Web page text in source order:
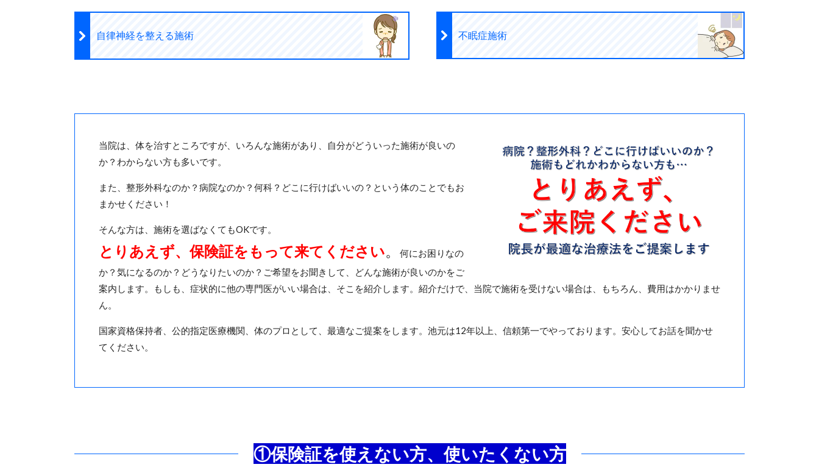
自律神経を整える施術 不眠症施術
当院は、体を治すところですが、いろんな施術があり、自分がどういった施術が良いの
か？わからない方も多いです。
また、整形外科なのか？病院なのか？何科？どこに行けばいいの？という体のことでもお
まかせください！
そんな方は、施術を選ばなくてもOKです。
とりあえず、保険証をもって来てください。
何にお困りなの
か？気になるのか？どうなりたいのか？ご希望をお聞きして、どんな施術が良いのかをご
案内します。もしも、症状的に他の専門医がいい場合は、そこを紹介します。紹介だけで、当院で施術を受けない場合は、もちろん、費用はかかりませ
ん。
国家資格保持者、公的指定医療機関、体のプロとして、最適なご提案をします。池元は12年以上、信頼第一でやっております。安心してお話を聞かせ
てください。
①保険証を使えない方、使いたくない方